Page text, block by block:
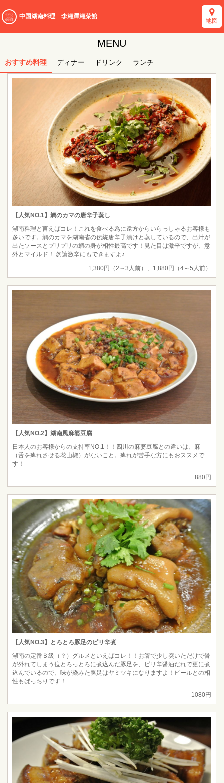
中国湖南料理 李湘潭湘菜館
地図
MENU
おすすめ料理 ディナー ドリンク ランチ
【人気NO.1】鯛のカマの唐辛子蒸し
湖南料理と言えばコレ！これを食べる為に遠方からいらっしゃるお客様も
多いです。鯛のカマを湖南省の伝統唐辛子漬けと蒸しているので、出汁が
出たソースとプリプリの鯛の身が相性最高です！見た目は激辛ですが、意
外とマイルド！ 勿論激辛にもできますよ♪
1,380円（2～3人前）、1,880円（4～5人前）
【人気NO.2】湖南風麻婆豆腐
日本人のお客様からの支持率NO.1！！四川の麻婆豆腐との違いは、麻
（舌を痺れさせる花山椒）がないこと。痺れが苦手な方にもおススメで
す！
880円
【人気NO.3】とろとろ豚足のピリ辛煮
湖南の定番Ｂ級（？）グルメといえばコレ！！お箸で少し突いただけで骨
が外れてしまう位とろっとろに煮込んだ豚足を、ピリ辛醤油だれで更に煮
込んでいるので、味が染みた豚足はヤミツキになりますよ！ビールとの相
性もばっちりです！
1080円